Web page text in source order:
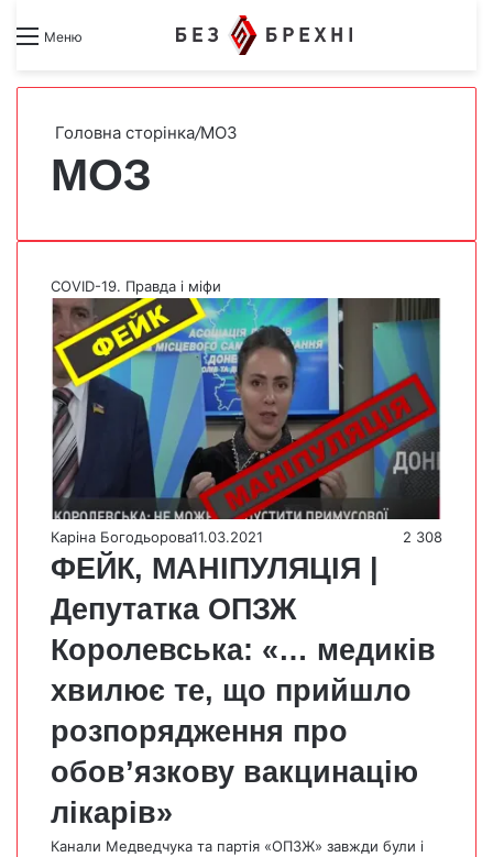
Меню Search forSwitch skin
Головна сторінка/МОЗ
МОЗ
COVID-19. Правда і міфи
Каріна Богодьорова11.03.2021 2 308
ФЕЙК, МАНІПУЛЯЦІЯ |
Депутатка ОПЗЖ
Королевська: «… медиків
хвилює те, що прийшло
розпорядження про
обов’язкову вакцинацію
лікарів»
Канали Медведчука та партія «ОПЗЖ» завжди були і